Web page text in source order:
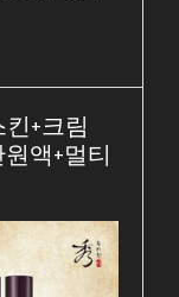
+크림
액+멀티